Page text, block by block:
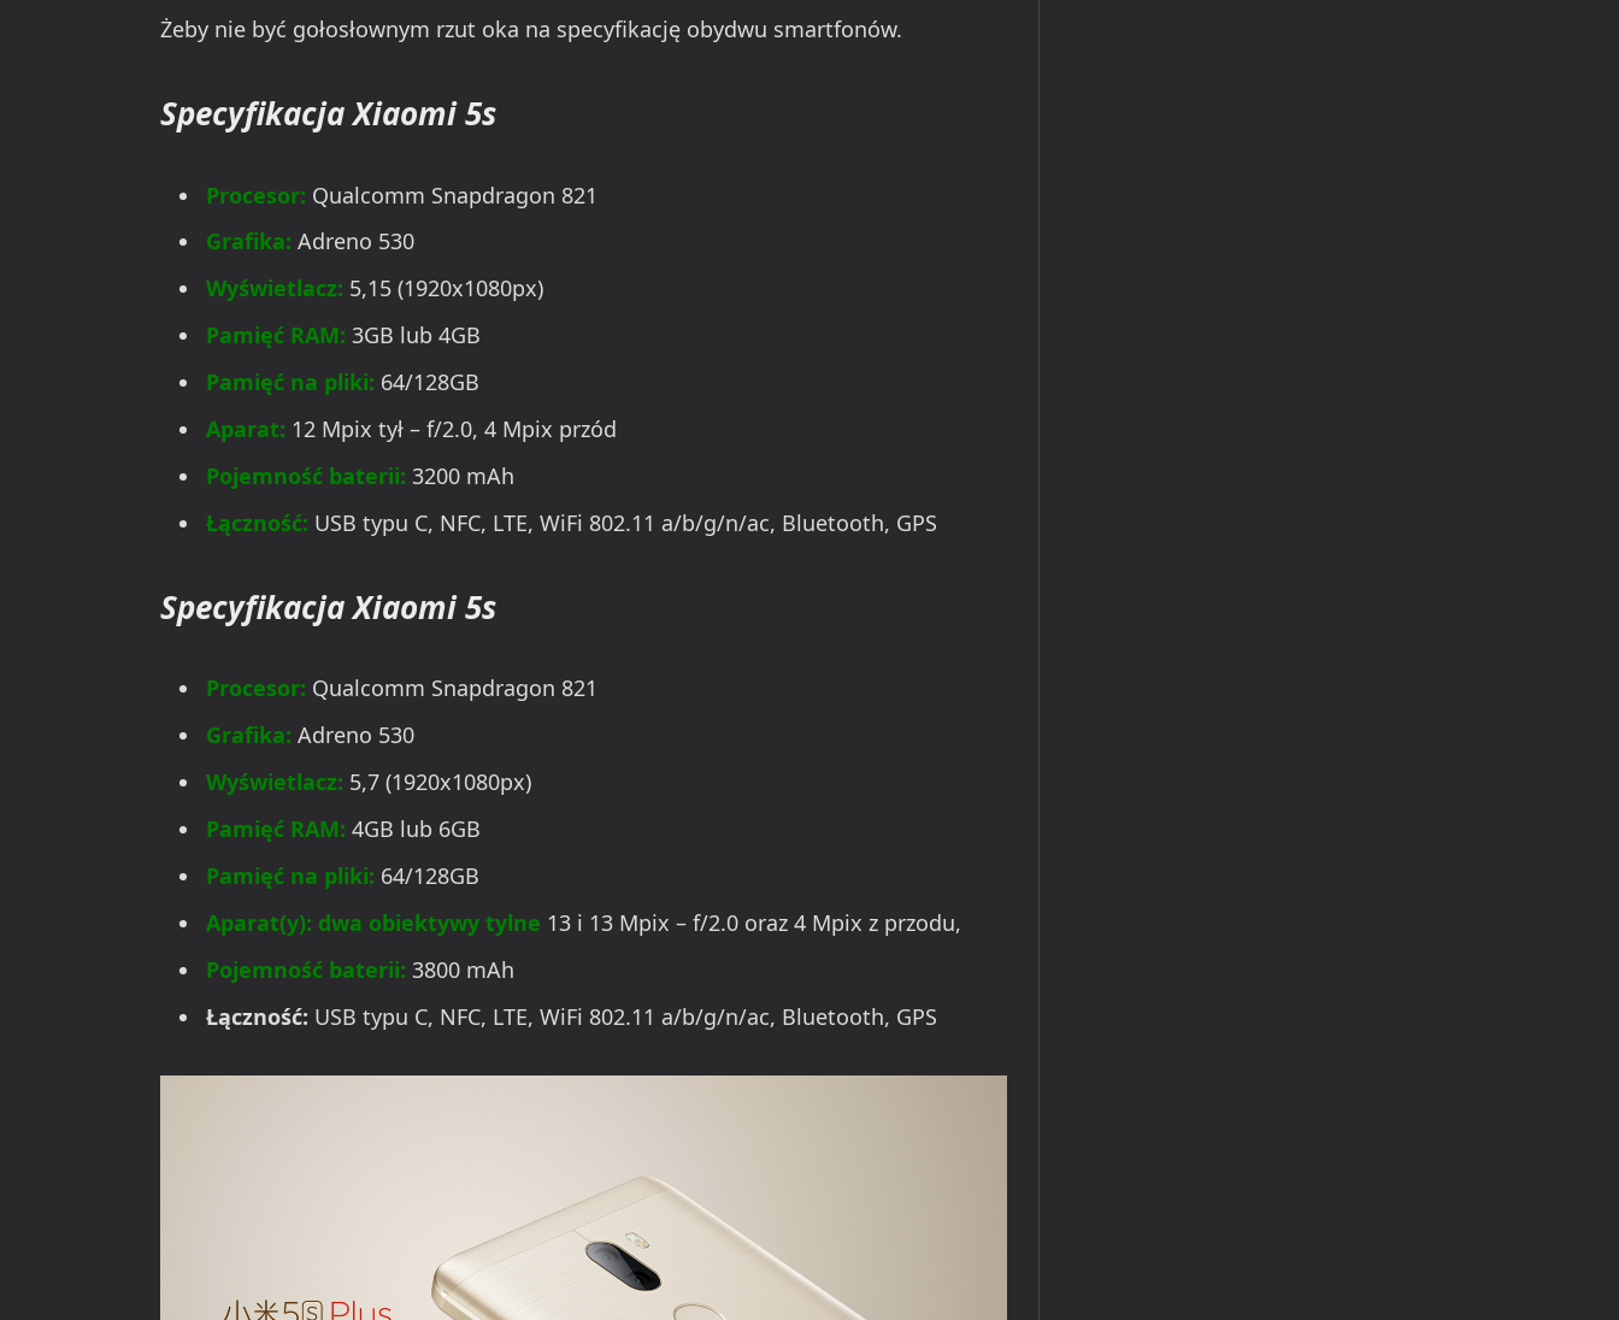
Żeby nie być gołosłownym rzut oka na specyfikację obydwu smartfonów.
Specyfikacja Xiaomi 5s
Procesor: Qualcomm Snapdragon 821
Grafika: Adreno 530
Wyświetlacz: 5,15 (1920x1080px)
Pamięć RAM: 3GB lub 4GB
Pamięć na pliki: 64/128GB
Aparat: 12 Mpix tył – f/2.0, 4 Mpix przód
Pojemność baterii: 3200 mAh
Łączność: USB typu C, NFC, LTE, WiFi 802.11 a/b/g/n/ac, Bluetooth, GPS
Specyfikacja Xiaomi 5s
Procesor: Qualcomm Snapdragon 821
Grafika: Adreno 530
Wyświetlacz: 5,7 (1920x1080px)
Pamięć RAM: 4GB lub 6GB
Pamięć na pliki: 64/128GB
Aparat(y): dwa obiektywy tylne 13 i 13 Mpix – f/2.0 oraz 4 Mpix z przodu,
Pojemność baterii: 3800 mAh
Łączność: USB typu C, NFC, LTE, WiFi 802.11 a/b/g/n/ac, Bluetooth, GPS